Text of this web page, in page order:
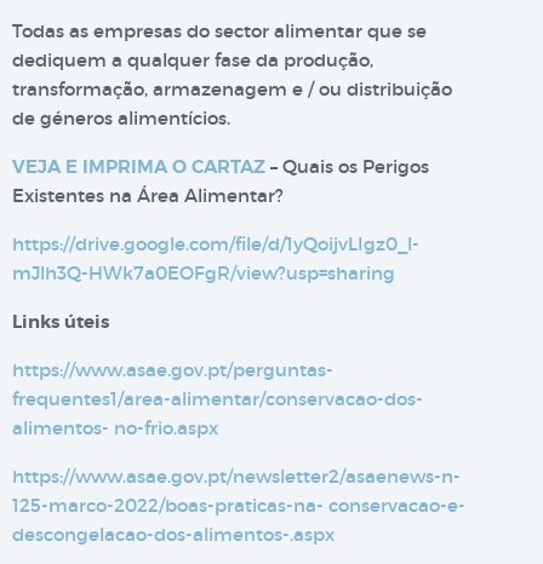
Todas as empresas do sector alimentar que se
dediquem a qualquer fase da produção,
transformação, armazenagem e / ou distribuição
de géneros alimentícios.
VEJA E IMPRIMA O CARTAZ – Quais os Perigos
Existentes na Área Alimentar?
https://drive.google.com/file/d/1yQoijvLIgz0_l-
mJlh3Q-HWk7a0EOFgR/view?usp=sharing
Links úteis
https://www.asae.gov.pt/perguntas-
frequentes1/area-alimentar/conservacao-dos-
alimentos- no-frio.aspx
https://www.asae.gov.pt/newsletter2/asaenews-n-
125-marco-2022/boas-praticas-na- conservacao-e-
descongelacao-dos-alimentos-.aspx